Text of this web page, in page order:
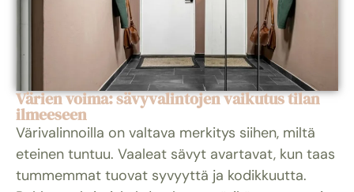
Värien voima: sävyvalintojen vaikutus tilan
ilmeeseen
Värivalinnoilla on valtava merkitys siihen, miltä
eteinen tuntuu. Vaaleat sävyt avartavat, kun taas
tummemmat tuovat syvyyttä ja kodikkuutta.